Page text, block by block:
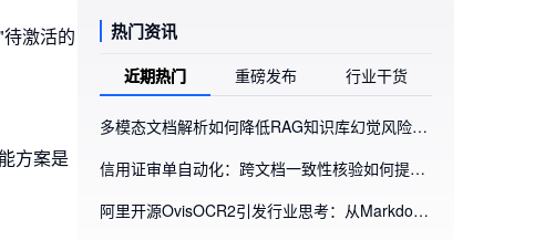
激活的
方案是
热门资讯
近期热门 重磅发布 行业干货
多模态文档解析如何降低RAG知识库幻觉风险：合合信息旗下的TextIn xParse实践
信用证审单自动化：跨文档一致性核验如何提升不符点识别效率
阿里开源OvisOCR2引发行业思考：从Markdown解析到业务流程自动化，企业为什么需要文档智能处理平台